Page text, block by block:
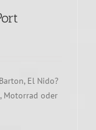
El Nido?
Motorrad oder